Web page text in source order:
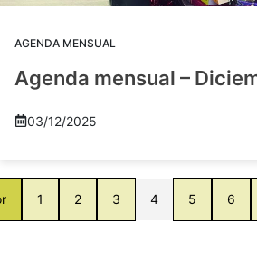
AGENDA MENSUAL
Agenda mensual –
03/12/2025
1 2 3 4 5 6